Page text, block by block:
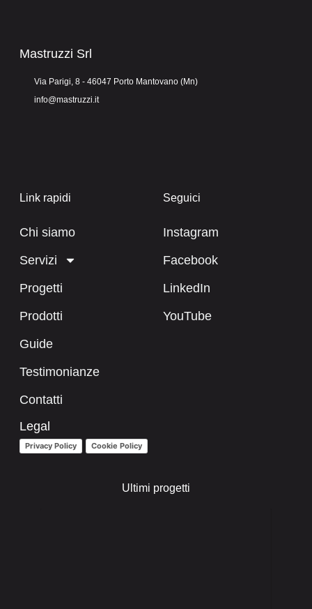
Mastruzzi Srl
Via Parigi, 8 - 46047 Porto Mantovano (Mn)
info@mastruzzi.it
Link rapidi
Chi siamo
Servizi
Progetti
Prodotti
Guide
Testimonianze
Contatti
Legal
Privacy Policy Cookie Policy
Seguici
Instagram
Facebook
LinkedIn
YouTube
Ultimi progetti